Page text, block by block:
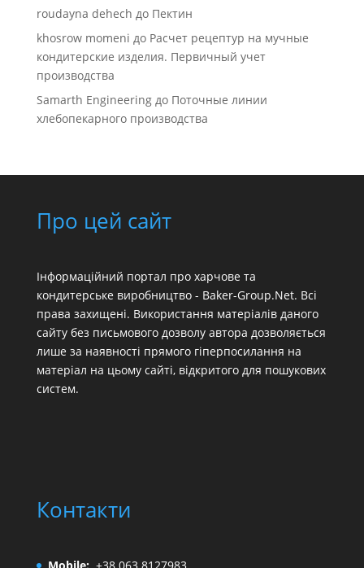
roudayna dehech до Пектин
khosrow momeni до Расчет рецептур на мучные
кондитерские изделия. Первичный учет
производства
Samarth Engineeringдо Поточные линии
хлебопекарного производства
Про цей сайт
Інформаційний портал про харчове та
кондитерське виробництво - Baker-Group.Net. Всі
права захищені. Використання матеріалів даного
сайту без письмового дозволу автора дозволяється
лише за наявності прямого гіперпосилання на
матеріал на цьому сайті, відкритого для пошукових
систем.
Контакти